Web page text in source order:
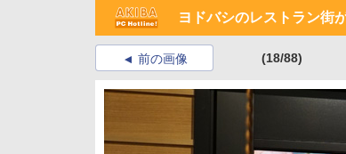
ヨドバシのレストラン街
前の画像 (18/88)